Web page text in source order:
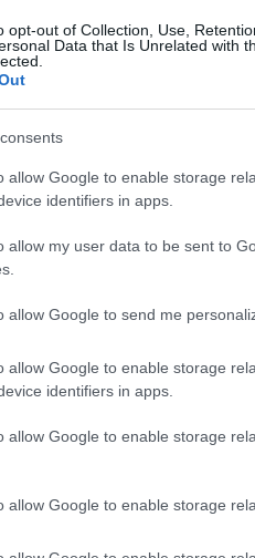
opt-out of Collection, Use,
Data that Is Unrelated with
allow Google to enable storage
identifiers in apps.
allow my user data to be sent to
allow Google to send me
allow Google to enable storage
identifiers in apps.
allow Google to enable storage
allow Google to enable storage
jelzi, hogy nemcsak
Korona tulajdonosa –
is megismétlődött;
István-bazilika előtti
érsek újította meg
legnépszerűbb témája az
trónuson vagy a
nyújtja felé a Szent
képeken rendszerint a
találkozhatunk a
Benczúr Gyula
országa
ezernyi szállal kötődik